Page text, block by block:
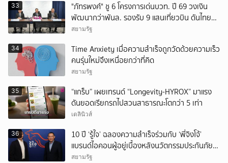
33
"ภัทรพงศ์" ชู 6 โครงการเด่นบวท. ปี 69 วงเงิน
พัฒนากว่าพันล. รองรับ 9 แสนเที่ยวบิน ดันไทยสู่
World-Class Aviation Hub
สยามรัฐ
34
Time Anxiety เมื่อความสำเร็จถูกวัดด้วยความเร็ว
คนรุ่นใหม่จึงเหนื่อยกว่าที่คิด
สยามรัฐ
35
“แกร็บ” เผยเทรนด์ “Longevity-HYROX” มาแรง
ดันยอดเรียกรถไปสวนสาธารณะโตกว่า 5 เท่า
เดลินิวส์
36
10 ปี ‘รู้ใจ’ ฉลองความสำเร็จร่วมกับ ‘พี่จิงโจ้’
แบรนด์ไอคอนผู้อยู่เบื้องหลังนวัตกรรมประกันภัย
ดิจิทัล
สยามรัฐ